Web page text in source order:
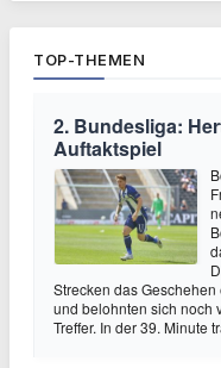
TOP-THEMEN
2. Bundesliga:
Auftaktspiel
Strecken das
und belohnten sich noch
Treffer. In der 39. Minute